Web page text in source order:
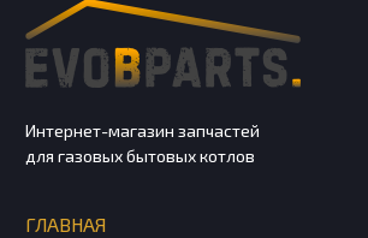
Интернет-магазин запчастей
для газовых бытовых котлов
ГЛАВНАЯ